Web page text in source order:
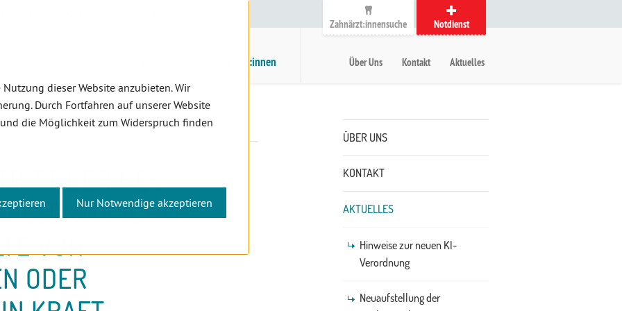
dieser Website anzubieten. Wir
Durch Fortfahren auf unserer Website
die Möglichkeit zum Widerspruch finden
Nur Notwendige akzeptieren
Zahnärzt:innensuche
Notdienst
Hauptmenü
Patient:innen
Metanavigation
Über Uns Kontakt Aktuelles
Kollektivvertrag für Angestellte von Zahnärzt:innen
DER NEU
VON
ODER
ÜBER UNS
KONTAKT
AKTUELLES
Hinweise zur neuen KI-
Verordnung
Neuaufstellung der